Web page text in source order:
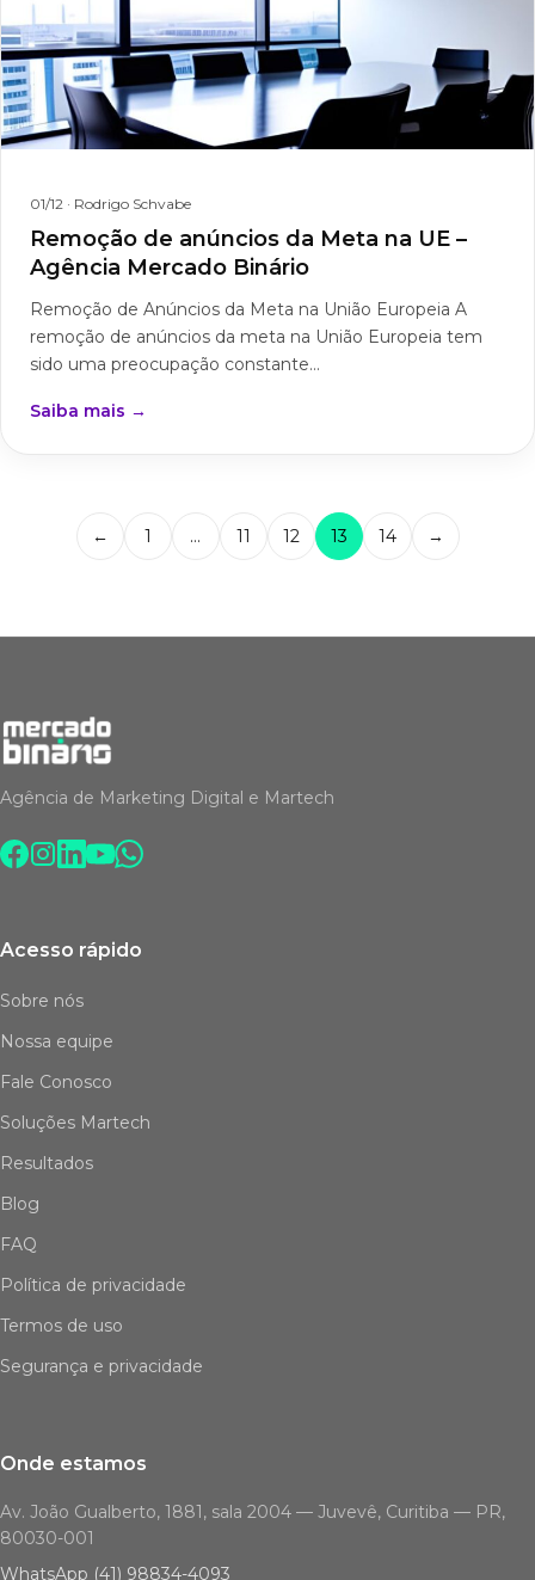
01/12 · Rodrigo Schvabe
Remoção de anúncios da Meta na UE –
Agência Mercado Binário
Remoção de Anúncios da Meta na União Europeia A
remoção de anúncios da meta na União Europeia tem
sido uma preocupação constante...
Saiba mais →
← 1 … 11 12 13 14 →
Agência de Marketing Digital e Martech
Acesso rápido
Sobre nós
Nossa equipe
Fale Conosco
Soluções Martech
Resultados
Blog
FAQ
Política de privacidade
Termos de uso
Segurança e privacidade
Onde estamos
Av. João Gualberto, 1881, sala 2004 — Juvevê, Curitiba — PR,
80030-001
WhatsApp (41) 98834-4093